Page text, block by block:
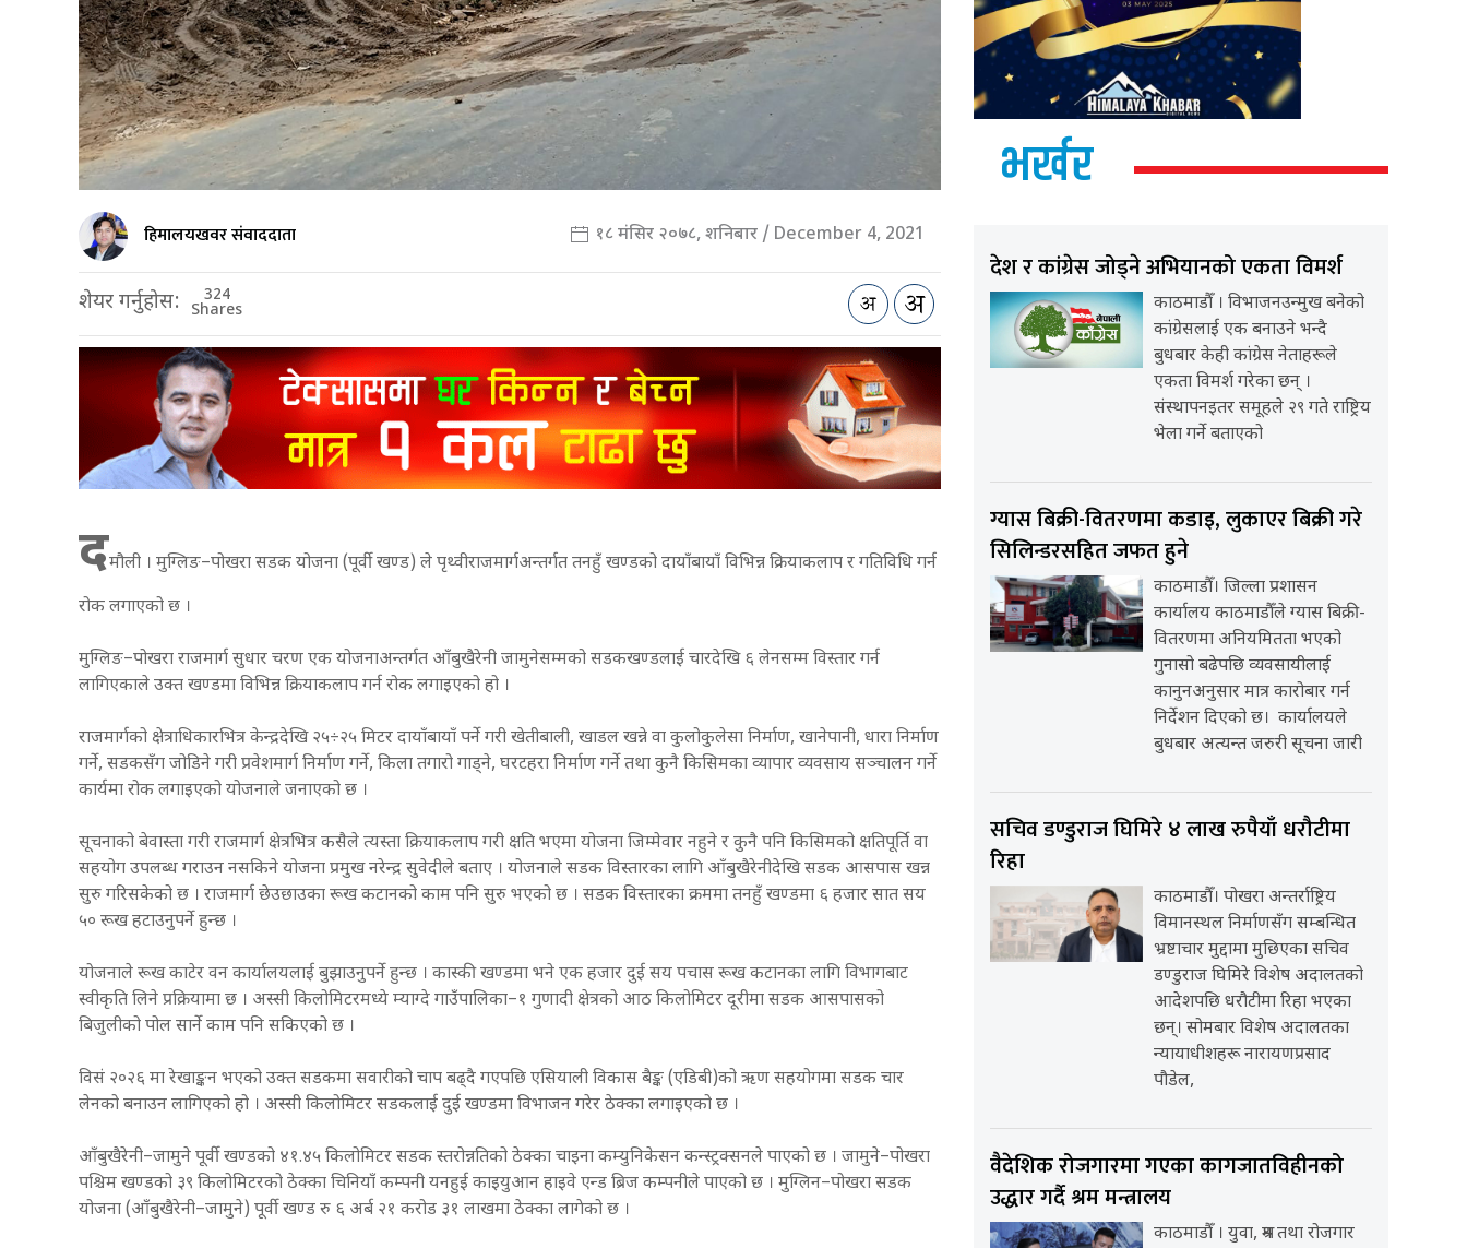
हिमालयखवर संवाददाता १८ मंसिर २०७८, शनिबार / December 4, 2021
शेयर गर्नुहोस: 324
Shares
दमौली । मुग्लिङ–पोखरा सडक योजना (पूर्वी खण्ड) ले पृथ्वीराजमार्गअन्तर्गत तनहुँ खण्डको दायाँबायाँ विभिन्न क्रियाकलाप र गतिविधि गर्न
रोक लगाएको छ ।
मुग्लिङ–पोखरा राजमार्ग सुधार चरण एक योजनाअन्तर्गत आँबुखैरेनी जामुनेसम्मको सडकखण्डलाई चारदेखि ६ लेनसम्म विस्तार गर्न
लागिएकाले उक्त खण्डमा विभिन्न क्रियाकलाप गर्न रोक लगाइएको हो ।
राजमार्गको क्षेत्राधिकारभित्र केन्द्रदेखि २५÷२५ मिटर दायाँबायाँ पर्ने गरी खेतीबाली, खाडल खन्ने वा कुलोकुलेसा निर्माण, खानेपानी, धारा निर्माण
गर्ने, सडकसँग जोडिने गरी प्रवेशमार्ग निर्माण गर्ने, किला तगारो गाड्ने, घरटहरा निर्माण गर्ने तथा कुनै किसिमका व्यापार व्यवसाय सञ्चालन गर्ने
कार्यमा रोक लगाइएको योजनाले जनाएको छ ।
सूचनाको बेवास्ता गरी राजमार्ग क्षेत्रभित्र कसैले त्यस्ता क्रियाकलाप गरी क्षति भएमा योजना जिम्मेवार नहुने र कुनै पनि किसिमको क्षतिपूर्ति वा
सहयोग उपलब्ध गराउन नसकिने योजना प्रमुख नरेन्द्र सुवेदीले बताए । योजनाले सडक विस्तारका लागि आँबुखैरेनीदेखि सडक आसपास खन्न
सुरु गरिसकेको छ । राजमार्ग छेउछाउका रूख कटानको काम पनि सुरु भएको छ । सडक विस्तारका क्रममा तनहुँ खण्डमा ६ हजार सात सय
५० रूख हटाउनुपर्ने हुन्छ ।
योजनाले रूख काटेर वन कार्यालयलाई बुझाउनुपर्ने हुन्छ । कास्की खण्डमा भने एक हजार दुई सय पचास रूख कटानका लागि विभागबाट
स्वीकृति लिने प्रक्रियामा छ । अस्सी किलोमिटरमध्ये म्याग्दे गाउँपालिका–१ गुणादी क्षेत्रको आठ किलोमिटर दूरीमा सडक आसपासको
बिजुलीको पोल सार्ने काम पनि सकिएको छ ।
विसं २०२६ मा रेखाङ्कन भएको उक्त सडकमा सवारीको चाप बढ्दै गएपछि एसियाली विकास बैङ्क (एडिबी)को ऋण सहयोगमा सडक चार
लेनको बनाउन लागिएको हो । अस्सी किलोमिटर सडकलाई दुई खण्डमा विभाजन गरेर ठेक्का लगाइएको छ ।
आँबुखैरेनी–जामुने पूर्वी खण्डको ४१.४५ किलोमिटर सडक स्तरोन्नतिको ठेक्का चाइना कम्युनिकेसन कन्स्ट्रक्सनले पाएको छ । जामुने–पोखरा
पश्चिम खण्डको ३९ किलोमिटरको ठेक्का चिनियाँ कम्पनी यनहुई काइयुआन हाइवे एन्ड ब्रिज कम्पनीले पाएको छ । मुग्लिन–पोखरा सडक
योजना (आँबुखैरेनी–जामुने) पूर्वी खण्ड रु ६ अर्ब २१ करोड ३१ लाखमा ठेक्का लागेको छ ।
भर्खर
देश र कांग्रेस जोड्ने अभियानको एकता विमर्श
काठमाडौँ । विभाजनउन्मुख बनेको
कांग्रेसलाई एक बनाउने भन्दै
बुधबार केही कांग्रेस नेताहरूले
एकता विमर्श गरेका छन् ।
संस्थापनइतर समूहले २९ गते राष्ट्रिय
भेला गर्ने बताएको
ग्यास बिक्री-वितरणमा कडाइ, लुकाएर बिक्री गरे
सिलिन्डरसहित जफत हुने
काठमाडौँ। जिल्ला प्रशासन
कार्यालय काठमाडौँले ग्यास बिक्री-
वितरणमा अनियमितता भएको
गुनासो बढेपछि व्यवसायीलाई
कानुनअनुसार मात्र कारोबार गर्न
निर्देशन दिएको छ। कार्यालयले
बुधबार अत्यन्त जरुरी सूचना जारी
सचिव डण्डुराज घिमिरे ४ लाख रुपैयाँ धरौटीमा
रिहा
काठमाडौँ। पोखरा अन्तर्राष्ट्रिय
विमानस्थल निर्माणसँग सम्बन्धित
भ्रष्टाचार मुद्दामा मुछिएका सचिव
डण्डुराज घिमिरे विशेष अदालतको
आदेशपछि धरौटीमा रिहा भएका
छन्। सोमबार विशेष अदालतका
न्यायाधीशहरू नारायणप्रसाद
पौडेल,
वैदेशिक रोजगारमा गएका कागजातविहीनको
उद्धार गर्दै श्रम मन्त्रालय
काठमाडौँ । युवा, श्रम तथा रोजगार